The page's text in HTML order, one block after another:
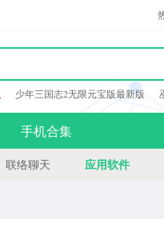
少年三国志2无限元宝版最新版
手机合集
联络聊天 应用软件